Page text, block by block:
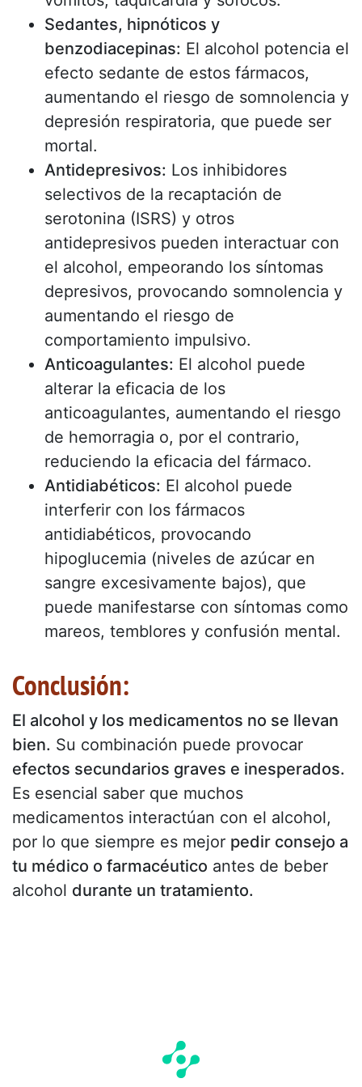
Sedantes, hipnóticos y
benzodiacepinas: El alcohol potencia el
efecto sedante de estos fármacos,
aumentando el riesgo de somnolencia y
depresión respiratoria, que puede ser
mortal.
Antidepresivos: Los inhibidores
selectivos de la recaptación de
serotonina (ISRS) y otros
antidepresivos pueden interactuar con
el alcohol, empeorando los síntomas
depresivos, provocando somnolencia y
aumentando el riesgo de
comportamiento impulsivo.
Anticoagulantes: El alcohol puede
alterar la eficacia de los
anticoagulantes, aumentando el riesgo
de hemorragia o, por el contrario,
reduciendo la eficacia del fármaco.
Antidiabéticos: El alcohol puede
interferir con los fármacos
antidiabéticos, provocando
hipoglucemia (niveles de azúcar en
sangre excesivamente bajos), que
puede manifestarse con síntomas como
mareos, temblores y confusión mental.
Conclusión:
El alcohol y los medicamentos no se llevan
bien. Su combinación puede provocar
efectos secundarios graves e inesperados.
Es esencial saber que muchos
medicamentos interactúan con el alcohol,
por lo que siempre es mejor pedir consejo a
tu médico o farmacéutico antes de beber
alcohol durante un tratamiento.